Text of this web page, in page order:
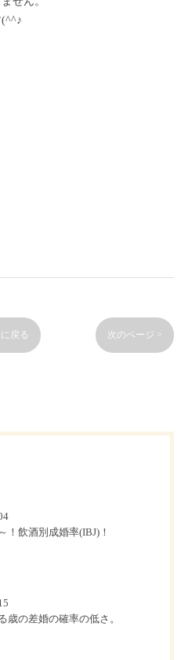
戻る 次のページ >
！飲酒別成婚率(IBJ)！
歳の差婚の確率の低さ。